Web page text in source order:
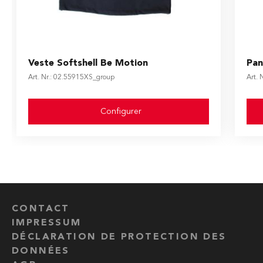
Veste Softshell Be Motion
Art. Nr.: 02.55915XS_group
The price depends on the options chosen on the
Configurer
Art.
CONTACT
IMPRESSUM
DÉCLARATION DE PROTECTION DES
DONNÉES